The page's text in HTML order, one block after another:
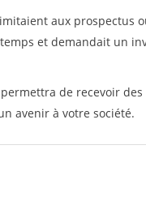
aux prospectus
et demandait un
de recevoir
avenir à votre société.